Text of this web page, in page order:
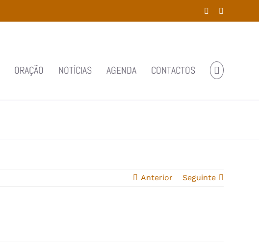
Facebook
ORAÇÃO NOTÍCIAS AGENDA CONTACTOS
Anterior Seguinte